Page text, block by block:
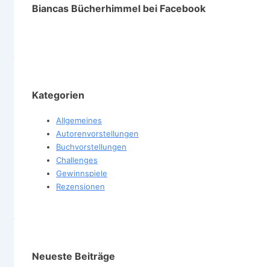
Biancas Bücherhimmel bei Facebook
Kategorien
Allgemeines
Autorenvorstellungen
Buchvorstellungen
Challenges
Gewinnspiele
Rezensionen
Neueste Beiträge